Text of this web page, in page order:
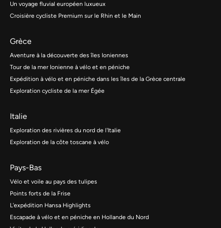
Un voyage fluvial européen luxueux
Croisière cycliste Premium sur le Rhin et le Main
Grèce
Aventure à la découverte des îles Ioniennes
Tour de la mer Ionienne à vélo et en péniche
Expédition à vélo et en péniche dans les îles de la Grèce centrale
Exploration cycliste de la mer Égée
Italie
Exploration des rivières du nord de l'Italie
Exploration de la côte toscane à vélo
Pays-Bas
Vélo et voile au pays des tulipes
Points forts de la Frise
L'expédition Hansa Highlights
Escapade à vélo et en péniche en Hollande du Nord